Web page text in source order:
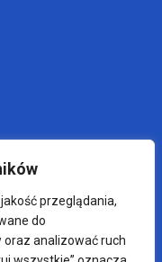
przeglądania,
do
analizować ruch